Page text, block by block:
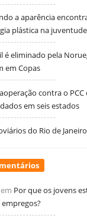
a aparência
plástica na juventude
é eliminado pela
em Copas
contra o
em seis estados
do Rio de
em Por que os jovens
empregos?